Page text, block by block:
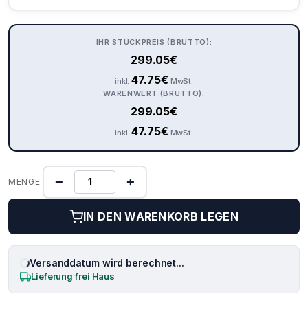
IHR STÜCKPREIS (BRUTTO):
299.05€
inkl.47.75€ MwSt.
WARENWERT (BRUTTO):
299.05€
inkl.47.75€ MwSt.
MENGE − +
IN DEN WARENKORB LEGEN
Versanddatum wird berechnet...
Lieferung frei Haus